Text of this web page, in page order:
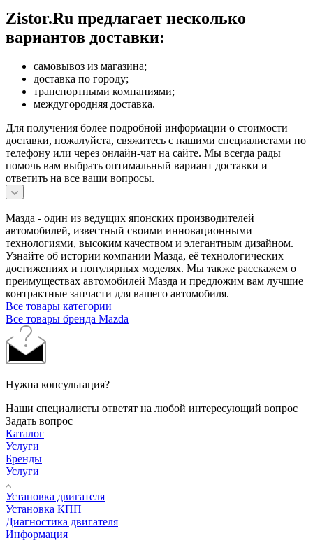
Zistor.Ru предлагает несколько
вариантов доставки:
самовывоз из магазина;
доставка по городу;
транспортными компаниями;
междугородняя доставка.
Для получения более подробной информации о стоимости
доставки, пожалуйста, свяжитесь с нашими специалистами по
телефону или через онлайн-чат на сайте. Мы всегда рады
помочь вам выбрать оптимальный вариант доставки и
ответить на все ваши вопросы.
Мазда - один из ведущих японских производителей
автомобилей, известный своими инновационными
технологиями, высоким качеством и элегантным дизайном.
Узнайте об истории компании Мазда, её технологических
достижениях и популярных моделях. Мы также расскажем о
преимуществах автомобилей Мазда и предложим вам лучшие
контрактные запчасти для вашего автомобиля.
Все товары категории
Все товары бренда Mazda
Нужна консультация?
Наши специалисты ответят на любой интересующий вопрос
Задать вопрос
Каталог
Услуги
Бренды
Услуги
Установка двигателя
Установка КПП
Диагностика двигателя
Информация